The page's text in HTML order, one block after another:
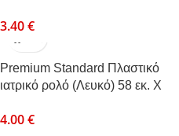
3.40€
Premium Standard Πλαστικό
ιατρικό ρολό (Λευκό) 58 εκ. Χ
4.00€